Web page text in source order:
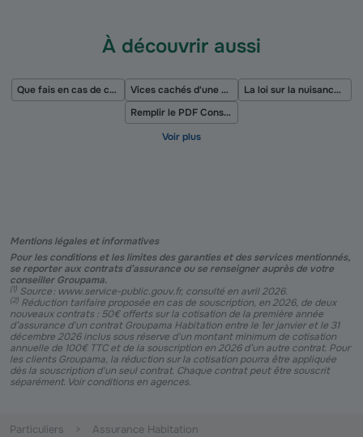
À découvrir aussi
Que fais en cas de coupure d’eau ? Vices cachés d'une maison
La loi sur la nuisance sonore
Remplir le PDF Constat amiable dégât des eaux
Mentions légales et informatives
Pour les conditions et les limites des garanties et des services mentionnés,
se reporter aux contrats d’assurance ou se renseigner auprès de votre
conseiller Groupama.
(1) Source : www.service-public.gouv.fr, consulté en avril 2026.
(2) Réduction tarifaire proposée en cas de souscription, en 2026, de deux
nouveaux contrats : 50€ offerts sur la cotisation de la première année
d’assurance d'un contrat Groupama Habitation entre le 1er janvier et le 31
décembre 2026 inclus sous réserve d'un montant minimum de cotisation
annuelle de 100€ TTC et de la souscription en 2026 d’un autre contrat. Pour
les clients Groupama, la réduction sur la cotisation pourra être appliquée
dès la souscription d'un seul contrat. Chaque contrat peut être souscrit
séparément. Voir conditions en agences.
Particuliers Assurance Habitation